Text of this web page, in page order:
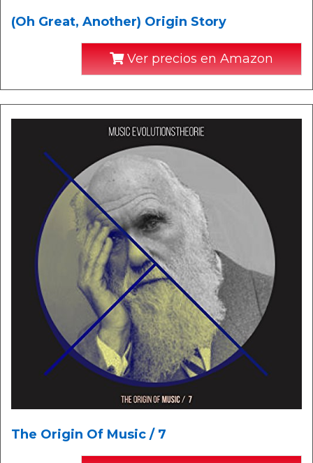
(Oh Great, Another) Origin Story
Ver precios en Amazon
The Origin Of Music / 7